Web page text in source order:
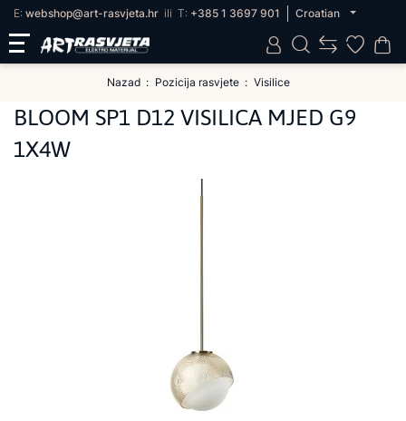
E: webshop@art-rasvjeta.hr ili T: +385 1 3697 901 Croatian
Nazad Pozicija rasvjete Visilice
BLOOM SP1 D12 VISILICA MJED G9
1X4W